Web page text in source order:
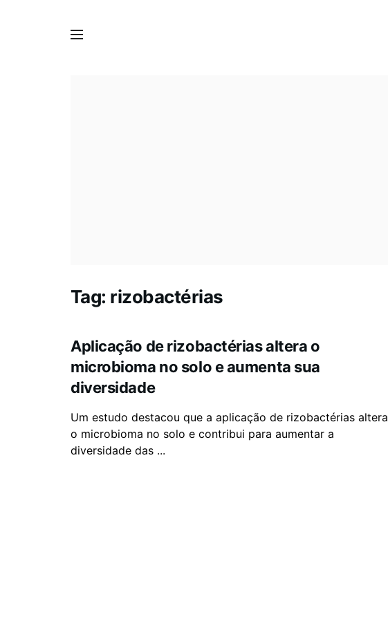
Tag: rizobactérias
Aplicação de rizobactérias altera o
microbioma no solo e aumenta sua
diversidade
Um estudo destacou que a aplicação de rizobactérias altera
o microbioma no solo e contribui para aumentar a
diversidade das ...